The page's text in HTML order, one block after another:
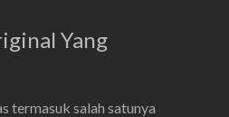
Yang
termasuk salah satunya